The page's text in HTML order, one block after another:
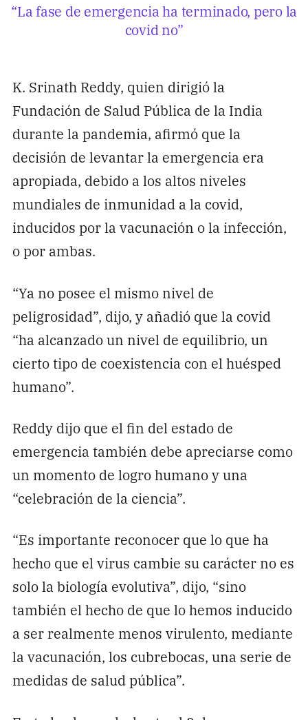
“La fase de emergencia ha terminado, pero la
covid no”
K. Srinath Reddy, quien dirigió la
Fundación de Salud Pública de la India
durante la pandemia, afirmó que la
decisión de levantar la emergencia era
apropiada, debido a los altos niveles
mundiales de inmunidad a la covid,
inducidos por la vacunación o la infección,
o por ambas.
“Ya no posee el mismo nivel de
peligrosidad”, dijo, y añadió que la covid
“ha alcanzado un nivel de equilibrio, un
cierto tipo de coexistencia con el huésped
humano”.
Reddy dijo que el fin del estado de
emergencia también debe apreciarse como
un momento de logro humano y una
“celebración de la ciencia”.
“Es importante reconocer que lo que ha
hecho que el virus cambie su carácter no es
solo la biología evolutiva”, dijo, “sino
también el hecho de que lo hemos inducido
a ser realmente menos virulento, mediante
la vacunación, los cubrebocas, una serie de
medidas de salud pública”.